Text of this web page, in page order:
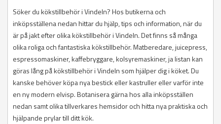
Söker du kökstillbehör i Vindeln? Hos butikerna och
inköpsställena nedan hittar du hjälp, tips och information, när du
är på jakt efter olika kökstillbehör i Vindeln. Det finns så många
olika roliga och fantastiska kökstillbehör. Matberedare, juicepress,
espressomaskiner, kaffebryggare, kolsyremaskiner, ja listan kan
göras lång på kökstillbehör i Vindeln som hjälper dig i köket. Du
kanske behöver köpa nya bestick eller kastruller eller varför inte
en ny modern elvisp. Botanisera gärna hos alla inköpsställen
nedan samt olika tillverkares hemsidor och hitta nya praktiska och
hjälpande prylar till ditt kök.